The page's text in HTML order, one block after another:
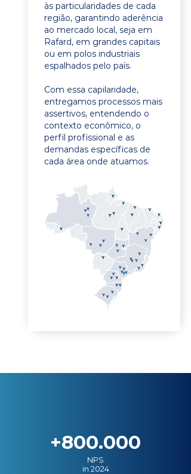
às particularidades de cada
região, garantindo aderência
ao mercado local, seja em
Rafard, em grandes capitais
ou em polos industriais
espalhados pelo país.
Com essa capilaridade,
entregamos processos mais
assertivos, entendendo o
contexto econômico, o
perfil profissional e as
demandas específicas de
cada área onde atuamos.
+800.000
NPS
in 2024